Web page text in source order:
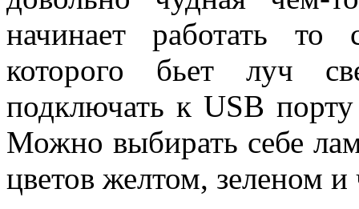
начинает работать то
которого бьет луч
подключать к USB
Можно выбирать себе
цветов желтом, зеленом